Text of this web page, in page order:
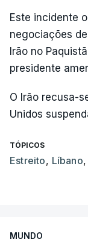
Este incidente
negociações
Irão no
presidente
O Irão recusa-
Unidos
TÓPICOS
Estreito, Líbano,
MUNDO